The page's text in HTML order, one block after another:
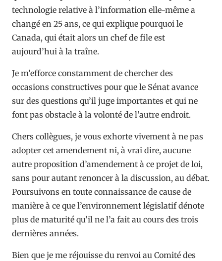
technologie relative à l’information elle-même a
changé en 25 ans, ce qui explique pourquoi le
Canada, qui était alors un chef de file est
aujourd’hui à la traîne.
Je m’efforce constamment de chercher des
occasions constructives pour que le Sénat avance
sur des questions qu’il juge importantes et qui ne
font pas obstacle à la volonté de l’autre endroit.
Chers collègues, je vous exhorte vivement à ne pas
adopter cet amendement ni, à vrai dire, aucune
autre proposition d’amendement à ce projet de loi,
sans pour autant renoncer à la discussion, au débat.
Poursuivons en toute connaissance de cause de
manière à ce que l’environnement législatif dénote
plus de maturité qu’il ne l’a fait au cours des trois
dernières années.
Bien que je me réjouisse du renvoi au Comité des